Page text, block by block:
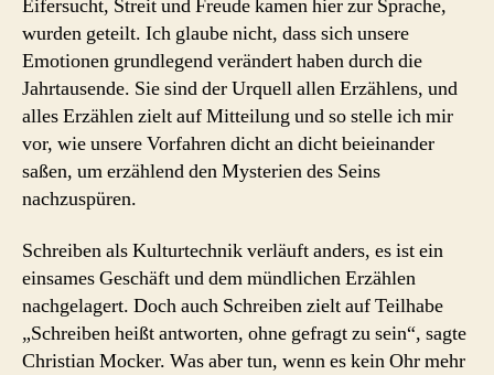
Eifersucht, Streit und Freude kamen hier zur Sprache,
wurden geteilt. Ich glaube nicht, dass sich unsere
Emotionen grundlegend verändert haben durch die
Jahrtausende. Sie sind der Urquell allen Erzählens, und
alles Erzählen zielt auf Mitteilung und so stelle ich mir
vor, wie unsere Vorfahren dicht an dicht beieinander
saßen, um erzählend den Mysterien des Seins
nachzuspüren.
Schreiben als Kulturtechnik verläuft anders, es ist ein
einsames Geschäft und dem mündlichen Erzählen
nachgelagert. Doch auch Schreiben zielt auf Teilhabe
„Schreiben heißt antworten, ohne gefragt zu sein“, sagte
Christian Mocker. Was aber tun, wenn es kein Ohr mehr